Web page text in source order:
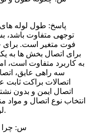
پاسخ: طول لوله
توجهی متفاوت باشد،
فوت متغیر است. برای
برای اتصال بخش ها به
به کاربرد متفاوت است،
سه راهی عایق،
اتصالات براکت ثابت
اتصال ایمن و بدون
انتخاب نوع اتصال و
لوله های عایق پیش ساخته ضروری است.
س: چرا